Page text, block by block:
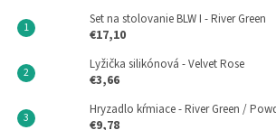
Set na stolovanie BLW I - River Green
€17,10
Lyžička silikónová - Velvet Rose
€3,66
Hryzadlo kŕmiace - River Green /
€9,78